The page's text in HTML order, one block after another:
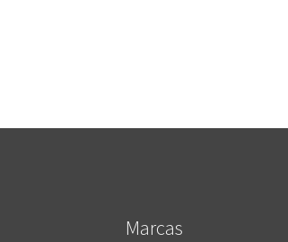
Marcas